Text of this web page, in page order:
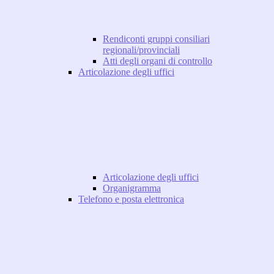
Rendiconti gruppi consiliari
regionali/provinciali
Atti degli organi di controllo
Articolazione degli uffici
Articolazione degli uffici
Organigramma
Telefono e posta elettronica